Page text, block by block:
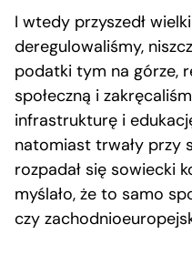
I wtedy przyszedł
deregulowaliśmy,
podatki tym na górze,
społeczną i
infrastrukturę i
natomiast trwały przy
rozpadał się sowiecki
myślało, że to samo
czy